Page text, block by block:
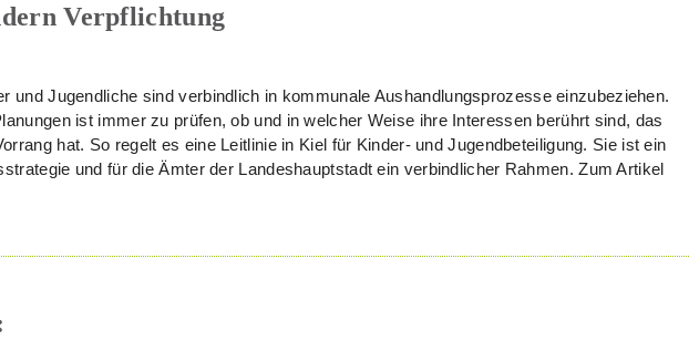
Verpflichtung
und Jugendliche sind verbindlich in kommunale Aushandlungsprozesse einzubeziehen.
ist immer zu prüfen, ob und in welcher Weise ihre Interessen berührt sind, das
hat. So regelt es eine Leitlinie in Kiel für Kinder- und Jugendbeteiligung. Sie ist ein
und für die Ämter der Landeshauptstadt ein verbindlicher Rahmen. Zum Artikel